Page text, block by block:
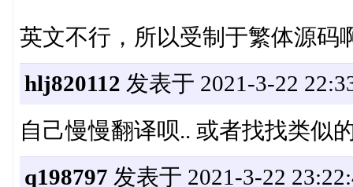
英文不行，所以受制于繁体源码
hlj820112 发表于 2021-3-22
自己慢慢翻译呗.. 或者找找类似
q198797 发表于 2021-3-22